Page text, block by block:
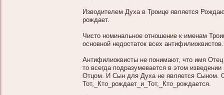
Изводителем Духа в Троице является
рождает.
Чисто номинальное отношение к именам
основной недостаток всех антифилиоквистов.
Антифилиоквисты не понимают, что имя
то всегда подразумевается в этом
Отцом. И Сын для Духа не является Сыном. С
Тот,_Кто_рождает_и_Тот,_Кто_рождается.